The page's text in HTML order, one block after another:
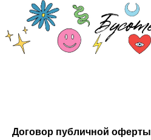
Договор публичной оферты